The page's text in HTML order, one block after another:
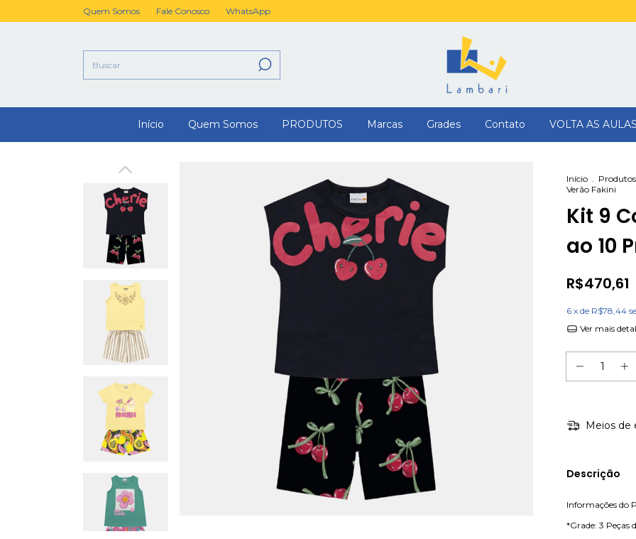
Quem Somos Fale Conosco WhatsApp
Início Quem Somos PRODUTOS Marcas Grades Contato VOLTA AS AULAS
Início . Produtos
Verão Fakini
Kit 9
ao 10
R$470,61
6 x de R$78,44
Ver mais
Meios de
Descrição
Informações do
*Grade: 3 Peças